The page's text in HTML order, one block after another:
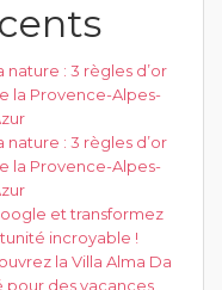
nature : 3 règles d’or
la Provence-Alpes-
nature : 3 règles d’or
la Provence-Alpes-
et transformez
incroyable !
la Villa Alma Da
pour des vacances